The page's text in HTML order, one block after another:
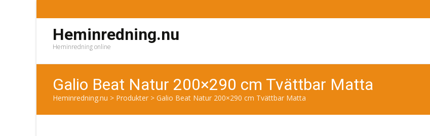
Heminredning.nu
Heminredning online
Galio Beat Natur 200×290 cm Tvättbar Matta
Heminredning.nu > Produkter > Galio Beat Natur 200×290 cm Tvättbar Matta